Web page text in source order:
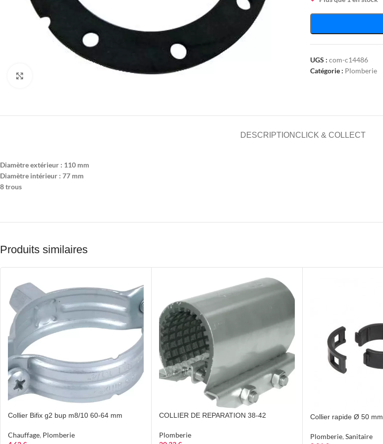
UGS : com-c14486
Catégorie : Plomberie
DESCRIPTION CLICK & COLLECT
Diamètre extérieur : 110 mm
Diamètre intérieur : 77 mm
8 trous
Produits similaires
Collier Bifix g2 bup m8/10 60-64 mm
Chauffage, Plomberie
COLLIER DE REPARATION 38-42
Plomberie
Collier rapide Ø 50 mm
Plomberie, Sanitaire